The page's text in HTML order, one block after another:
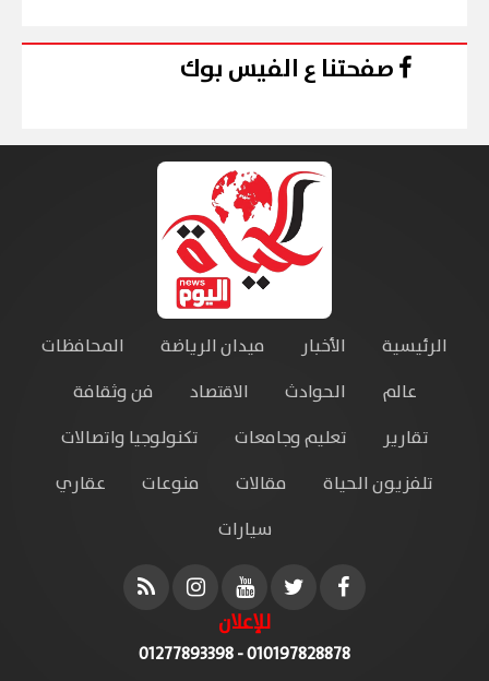
صفحتنا ع الفيس بوك
الرئيسية الأخبار ميدان الرياضة
المحافظات
عالم
الحوادث الاقتصاد
فن وثقافة
تقارير
تعليم وجامعات
تكنولوجيا واتصالات
تلفزيون الحياة
مقالات منوعات
عقاري
سيارات
للإعلان
010197828878 - 01277893398